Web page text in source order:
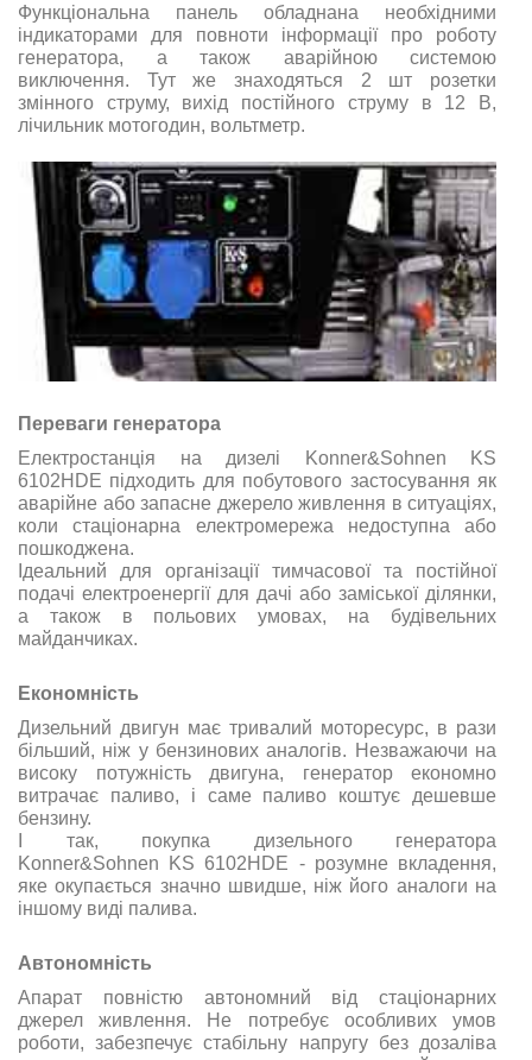
Функціональна панель обладнана необхідними
індикаторами для повноти інформації про роботу
генератора, а також аварійною системою
виключення. Тут же знаходяться 2 шт розетки
змінного струму, вихід постійного струму в 12 В,
лічильник мотогодин, вольтметр.
Переваги генератора
Електростанція на дизелі Konner&Sohnen KS
6102HDE підходить для побутового застосування як
аварійне або запасне джерело живлення в ситуаціях,
коли стаціонарна електромережа недоступна або
пошкоджена.
Ідеальний для організації тимчасової та постійної
подачі електроенергії для дачі або заміської ділянки,
а також в польових умовах, на будівельних
майданчиках.
Економність
Дизельний двигун має тривалий моторесурс, в рази
більший, ніж у бензинових аналогів. Незважаючи на
високу потужність двигуна, генератор економно
витрачає паливо, і саме паливо коштує дешевше
бензину.
І так, покупка дизельного генератора
Konner&Sohnen KS 6102HDE - розумне вкладення,
яке окупається значно швидше, ніж його аналоги на
іншому виді палива.
Автономність
Апарат повністю автономний від стаціонарних
джерел живлення. Не потребує особливих умов
роботи, забезпечує стабільну напругу без дозаліва